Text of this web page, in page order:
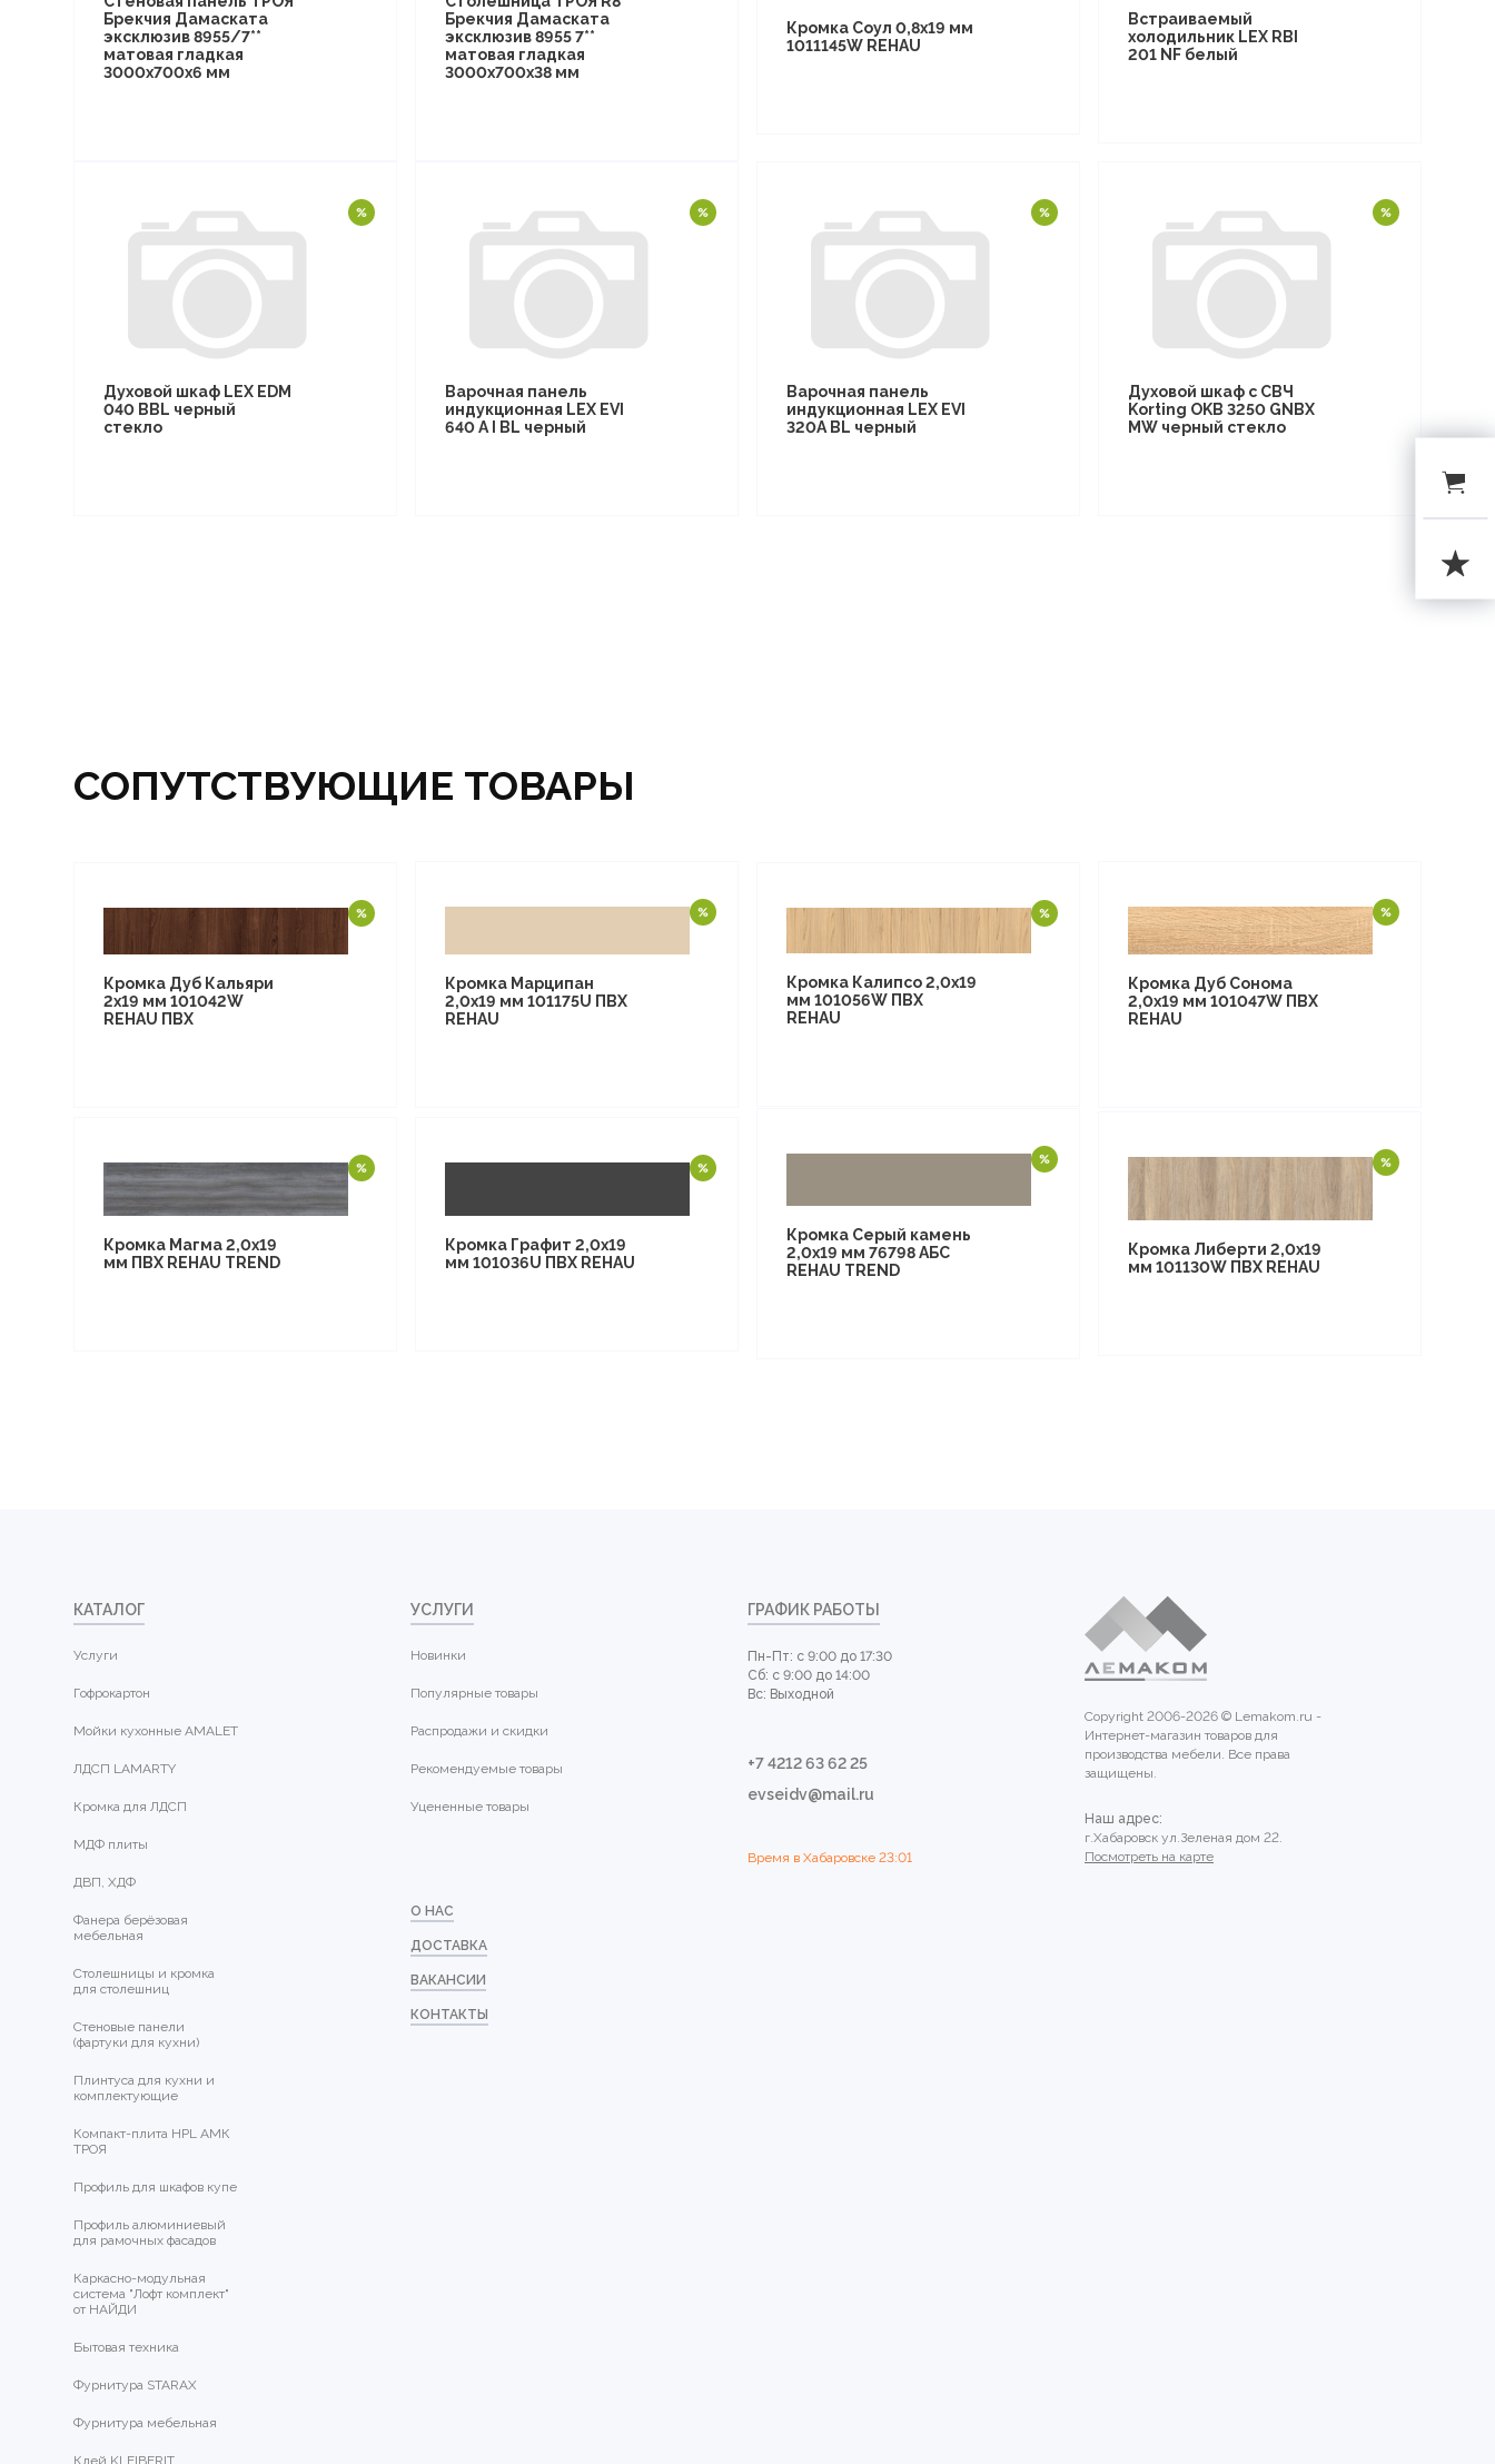
Брекчия Дамаската
эксклюзив 8955/7**
матовая гладкая
3000х700х6 мм
Брекчия Дамаската
эксклюзив 8955 7**
матовая гладкая
3000х700х38 мм
Кромка Соул 0,8х19 мм
1011145W REHAU
Встраиваемый
холодильник LEX RBI
201 NF белый
Духовой шкаф LEX EDM
040 BBL черный
стекло
Варочная панель
индукционная LEX EVI
640 A I BL черный
Варочная панель
индукционная LEX EVI
320A BL черный
Духовой шкаф с СВЧ
Korting OKB 3250 GNBX
MW черный стекло
СОПУТСТВУЮЩИЕ ТОВАРЫ
Кромка Дуб Кальяри
2х19 мм 101042W
REHAU ПВХ
Кромка Марципан
2,0х19 мм 101175U ПВХ
REHAU
Кромка Калипсо 2,0х19
мм 101056W ПВХ
REHAU
Кромка Дуб Сонома
2,0х19 мм 101047W ПВХ
REHAU
Кромка Магма 2,0х19
мм ПВХ REHAU TREND
Кромка Графит 2,0х19
мм 101036U ПВХ REHAU
Кромка Серый камень
2,0х19 мм 76798 АБС
REHAU TREND
Кромка Либерти 2,0х19
мм 101130W ПВХ REHAU
КАТАЛОГ
Услуги
Гофрокартон
Мойки кухонные AMALET
ЛДСП LAMARTY
Кромка для ЛДСП
МДФ плиты
ДВП, ХДФ
Фанера берёзовая
мебельная
Столешницы и кромка
для столешниц
Стеновые панели
(фартуки для кухни)
Плинтуса для кухни и
комплектующие
Компакт-плита HPL АМК
ТРОЯ
Профиль для шкафов купе
Профиль алюминиевый
для рамочных фасадов
Каркасно-модульная
система "Лофт комплект"
от НАЙДИ
Бытовая техника
Фурнитура STARAX
Фурнитура мебельная
Клей KLEIBERIT
УСЛУГИ
Новинки
Популярные товары
Распродажи и скидки
Рекомендуемые товары
Уцененные товары
О НАС
ДОСТАВКА
ВАКАНСИИ
КОНТАКТЫ
ГРАФИК РАБОТЫ
Пн-Пт: с 9:00 до 17:30
Сб: с 9:00 до 14:00
Вс: Выходной
+7 4212 63 62 25
evseidv@mail.ru
Время в Хабаровске 23:01
Copyright 2006-2026 © Lemakom.ru -
Интернет-магазин товаров для
производства мебели. Все права
защищены.
Наш адрес:
г.Хабаровск ул.Зеленая дом 22.
Посмотреть на карте